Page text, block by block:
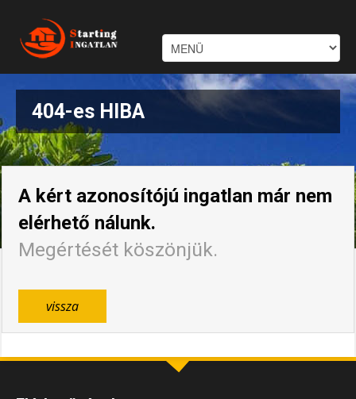
404-es HIBA
A kért azonosítójú ingatlan már nem
elérhető nálunk.
Megértését köszönjük.
vissza